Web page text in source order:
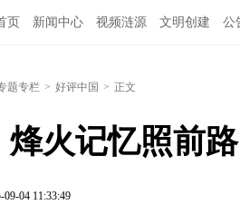
页 新闻中心 视频涟源 文明创建 公
题专栏 > 好评中国 > 正文
火记忆照前
09-04 11:33:49